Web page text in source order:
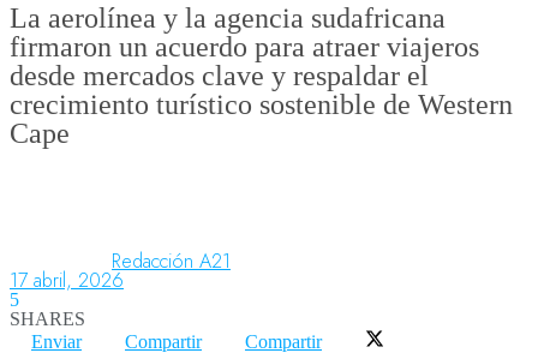
Aeropuertos
Columnistas
La aerolínea y la agencia sudafricana
firmaron un acuerdo para atraer viajeros
desde mercados clave y respaldar el
crecimiento turístico sostenible de Western
Cape
Redacción A21
17 abril, 2026
5
SHARES
Enviar
Compartir Compartir